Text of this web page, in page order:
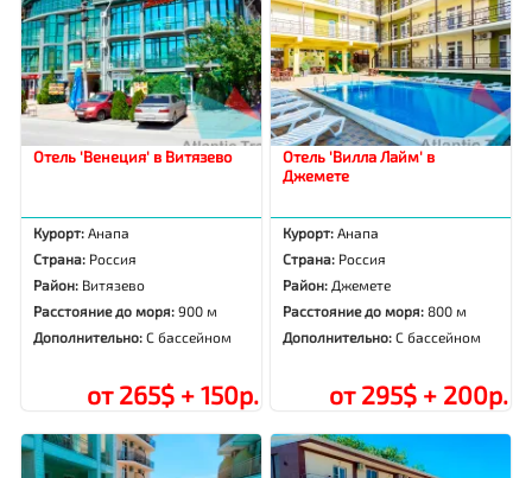
Отель 'Венеция' в Витязево
Курорт:Анапа
Страна: Россия
Район: Витязево
Расстояние до моря:900 м
Дополнительно:С бассейном
от 265$ + 150р.
Отель 'Вилла Лайм' в
Джемете
Курорт:Анапа
Страна: Россия
Район: Джемете
Расстояние до моря:800 м
Дополнительно:С бассейном
от 295$ + 200р.